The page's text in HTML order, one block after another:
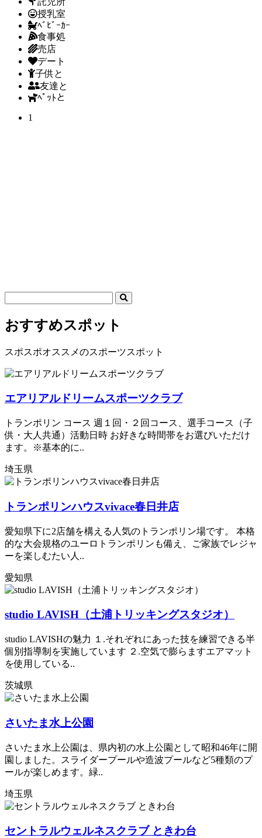
授乳室
ﾍﾞﾋﾞｰｶｰ
食事処
売店
デート
子供と
友達と
ﾍﾟｯﾄと
1
おすすめスポット
スポスポオススメのスポーツスポット
エアリアルドリームスポーツクラブ
トランポリン コース 週１回・２回コース、選手コース（子
供・大人共通）活動日時 お好きな時間帯をお選びいただけ
ます。※基本的に..
埼玉県
トランポリンハウスvivace春日井店
愛知県下に2店舗を構える人気のトランポリン場です。 本格
的な大会規格のユーロトランポリンも備え、ご家族でレジャ
ーを楽しむたい人..
愛知県
studio LAVISH（土浦トリッキングスタジオ）
studio LAVISHの魅力 １.それぞれにあった技を練習できる半
個別指導制を実施しています ２.空気で膨らますエアマット
を使用している..
茨城県
さいたま水上公園
さいたま水上公園は、県内初の水上公園として昭和46年に開
園しました。スライダープールや造波プールなど5種類のプ
ールが楽しめます。緑..
埼玉県
セントラルウェルネスクラブ ときわ台